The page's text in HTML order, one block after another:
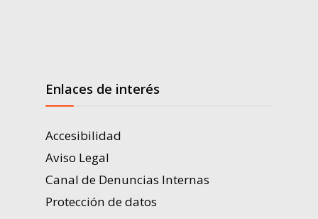
Enlaces de interés
Accesibilidad
Aviso Legal
Canal de Denuncias Internas
Protección de datos